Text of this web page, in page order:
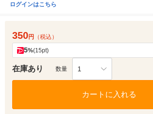
ログインはこちら
350円 （税込）
5%(15pt)
在庫あり 数量 1
カートに入れる